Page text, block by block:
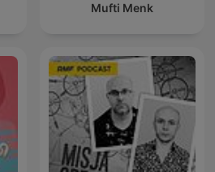
Mufti Menk